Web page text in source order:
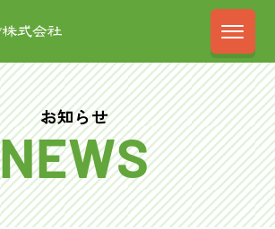
前田木材株式
お知らせ